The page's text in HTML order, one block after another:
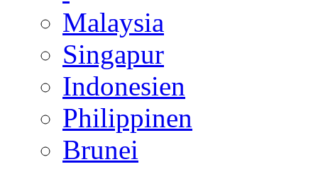
Malaysia
Singapur
Indonesien
Philippinen
Brunei